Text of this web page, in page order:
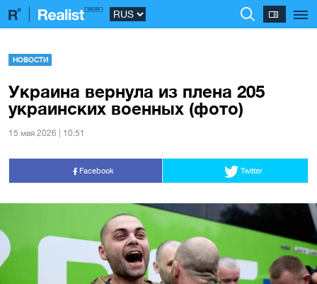
НОВОСТИ
Украина вернула из плена 205
украинских военных (фото)
15 мая 2026 | 10:51
Facebook Twitter